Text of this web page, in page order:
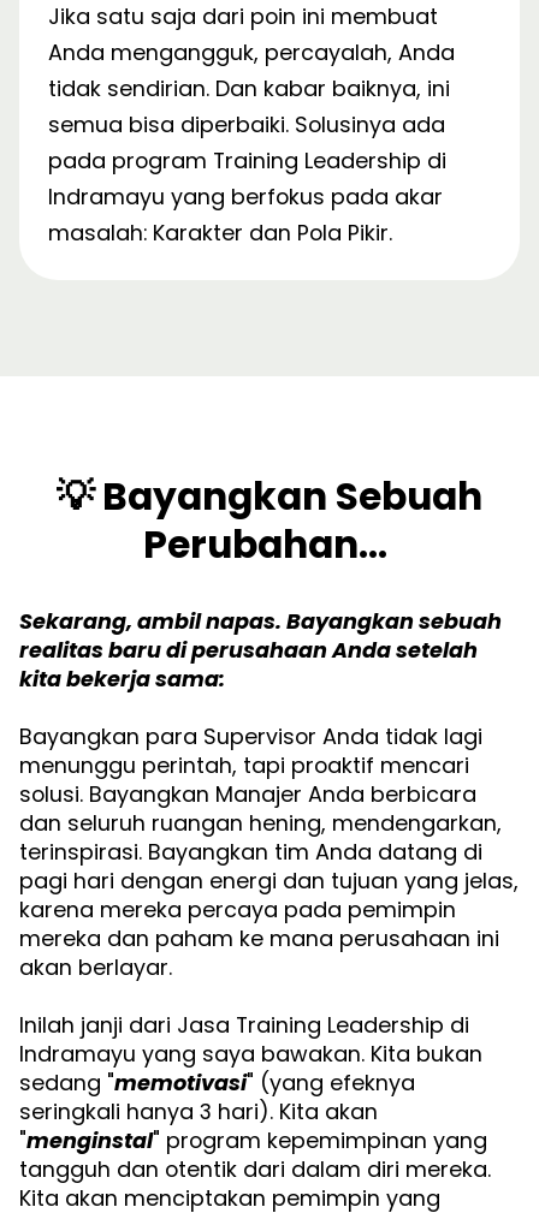
Jika satu saja dari poin ini membuat
Anda mengangguk, percayalah, Anda
tidak sendirian. Dan kabar baiknya, ini
semua bisa diperbaiki. Solusinya ada
pada program Training Leadership di
Indramayu yang berfokus pada akar
masalah: Karakter dan Pola Pikir.
💡 Bayangkan Sebuah
Perubahan...
Sekarang, ambil napas. Bayangkan sebuah
realitas baru di perusahaan Anda setelah
kita bekerja sama:
Bayangkan para Supervisor Anda tidak lagi
menunggu perintah, tapi proaktif mencari
solusi. Bayangkan Manajer Anda berbicara
dan seluruh ruangan hening, mendengarkan,
terinspirasi. Bayangkan tim Anda datang di
pagi hari dengan energi dan tujuan yang jelas,
karena mereka percaya pada pemimpin
mereka dan paham ke mana perusahaan ini
akan berlayar.
Inilah janji dari Jasa Training Leadership di
Indramayu yang saya bawakan. Kita bukan
sedang "memotivasi" (yang efeknya
seringkali hanya 3 hari). Kita akan
"menginstal" program kepemimpinan yang
tangguh dan otentik dari dalam diri mereka.
Kita akan menciptakan pemimpin yang